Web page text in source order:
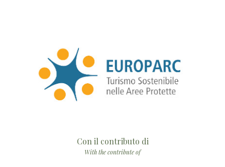
Con il contributo di
With the contribute of